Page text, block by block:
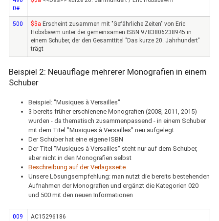
0#
500 $$a Erscheint zusammen mit "Gefährliche Zeiten" von Eric
Hobsbawm unter der gemeinsamen ISBN 9783806238945 in
einem Schuber, der den Gesamttitel "Das kurze 20. Jahrhundert"
trägt
Beispiel 2: Neuauflage mehrerer Monografien in einem
Schuber
Beispiel: "Musiques à Versailles"
3 bereits früher erschienene Monografien (2008, 2011, 2015)
wurden - da thematisch zusammenpassend - in einem Schuber
mit dem Titel "Musiques à Versailles" neu aufgelegt
Der Schuber hat eine eigene ISBN
Der Titel "Musiques à Versailles" steht nur auf dem Schuber,
aber nicht in den Monografien selbst
Beschreibung auf der Verlagsseite
Unsere Lösungsempfehlung: man nutzt die bereits bestehenden
Aufnahmen der Monografien und ergänzt die Kategorien 020
und 500 mit den neuen Informationen
009 AC15296186